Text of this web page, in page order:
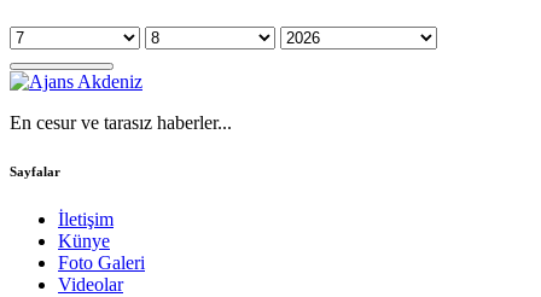
En cesur ve tarasız haberler...
Sayfalar
İletişim
Künye
Foto Galeri
Videolar